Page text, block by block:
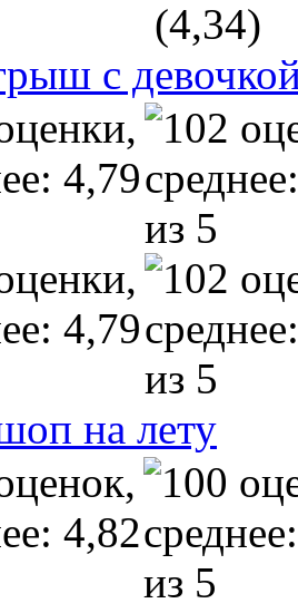
(4,34)
с
на лету